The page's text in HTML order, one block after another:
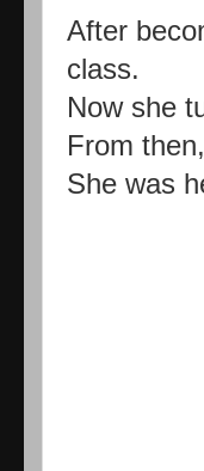
After
class.
Now she
From
She was